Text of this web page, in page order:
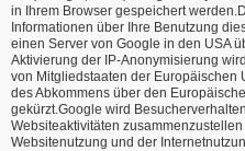
in Ihrem Browser gespeichert
Informationen über Ihre Benutzung
einen Server von Google in den USA
Aktivierung der IP-Anonymisierung
von Mitgliedstaaten der Europäischen
des Abkommens über den
gekürzt.Google wird
Websiteaktivitäten
Websitenutzung und der